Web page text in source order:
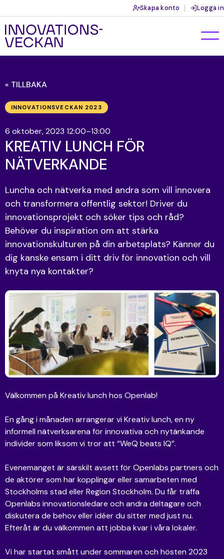
Skapa konto Logga in
« TILLBAKA
INNOVATIONSVECKAN 2023
6 oktober, 2023 12:00–13:00
KREATIV LUNCH FÖR
NÄTVERKANDE
Luncha och nätverka med andra som vill innovera
och transformera offentlig sektor! Driver du
innovationsprojekt och söker tips och råd?
Behöver du inspiration om att stärka
innovationskulturen på din arbetsplats? Känner du
dig kanske ensam i ditt driv för innovation och vill
knyta nya kontakter?
Välkommen på Kreativ lunch hos Openlab!
En gång i månaden arrangerar vi Kreativ lunch, en ny
informell nätverksarena för innovativa och nytänkande
individer som liksom vi tror att “WeQ beats IQ”.
Evenemanget är särskilt avsett för Openlabs partners och
de aktörer som har kopplingar eller samarbeten med
Stockholms stad eller Region Stockholm. Du får träffa
Openlabs innovationsledare och andra deltagare och
diskutera de behov eller idéer du sitter med just nu.
Efteråt är du välkommen att jobba kvar i våra lokaler.
Vi har startat smått under sommaren och hösten 2023